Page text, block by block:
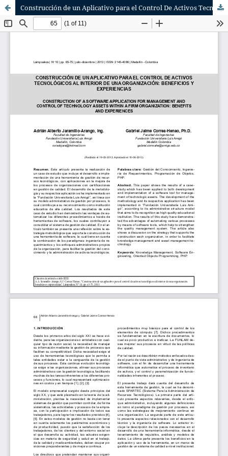
Construcción de un Aplicativo para el Control De Activos Tecnológicos al Interior de una Organización: Beneficios y Experiencias